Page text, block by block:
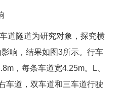
隧道为研究对象，探究横
响，结果如图3所示。行车
，每条车道宽4.25m。L、
车道，双车道和三车道行驶